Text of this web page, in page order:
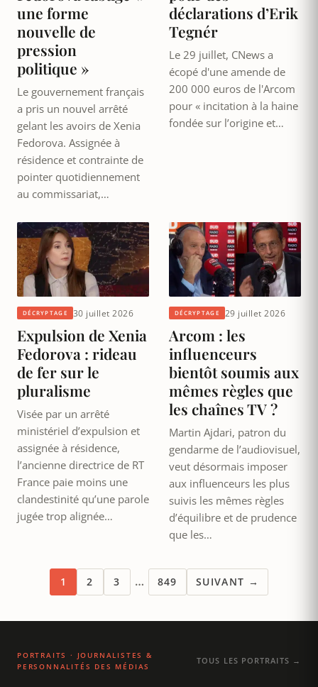
une forme
nouvelle de
pression
politique »
Le gouvernement français
a pris un nouvel arrêté
gelant les avoirs de Xenia
Fedorova. Assignée à
résidence et contrainte de
pointer quotidiennement
au commissariat,…
déclarations d’Erik
Tegnér
Le 29 juillet, CNews a
écopé d'une amende de
200 000 euros de l'Arcom
pour « incitation à la haine
fondée sur l’origine et…
DÉCRYPTAGE 30 juillet 2026
Expulsion de Xenia
Fedorova : rideau
de fer sur le
pluralisme
Visée par un arrêté
ministériel d’expulsion et
assignée à résidence,
l’ancienne directrice de RT
France paie moins une
clandestinité qu’une parole
jugée trop alignée…
DÉCRYPTAGE 29 juillet 2026
Arcom : les
influenceurs
bientôt soumis aux
mêmes règles que
les chaînes TV ?
Martin Ajdari, patron du
gendarme de l’audiovisuel,
veut désormais imposer
aux influenceurs les plus
suivis les mêmes règles
d’équilibre et de prudence
que les…
1 2 3 … 849 SUIVANT →
PORTRAITS · JOURNALISTES &
PERSONNALITÉS DES MÉDIAS
TOUS LES PORTRAITS →